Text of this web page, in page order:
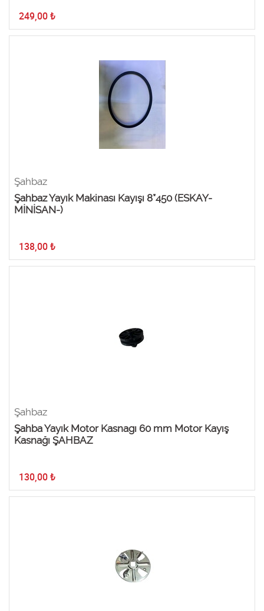
249,00 ₺
Şahbaz
Şahbaz Yayık Makinası Kayışı 8*450 (ESKAY-
MİNİSAN-)
138,00 ₺
Şahbaz
Şahba Yayık Motor Kasnagı 60 mm Motor Kayış
Kasnağı ŞAHBAZ
130,00 ₺